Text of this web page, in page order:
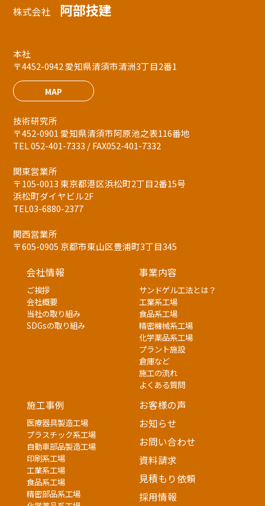
株式会社 阿部技建
本社
〒4452-0942 愛知県清須市清洲3丁目2番1
MAP
技術研究所
〒452-0901 愛知県清須市阿原池之表116番地
TEL 052-401-7333 / FAX052-401-7332
関東営業所
〒105-0013 東京都港区浜松町2丁目2番15号
浜松町ダイヤビル2F
TEL03-6880-2377
関西営業所
〒605-0905 京都市東山区豊浦町3丁目345
会社情報
ご挨拶
会社概要
当社の取り組み
SDGsの取り組み
事業内容
サンドゲル工法とは？
工業系工場
食品系工場
精密機械系工場
化学薬品系工場
プラント施設
倉庫など
施工の流れ
よくある質問
施工事例
医療器具製造工場
プラスチック系工場
自動車部品製造工場
印刷系工場
工業系工場
食品系工場
精密部品系工場
お客様の声
お知らせ
お問い合わせ
資料請求
見積もり依頼
採用情報